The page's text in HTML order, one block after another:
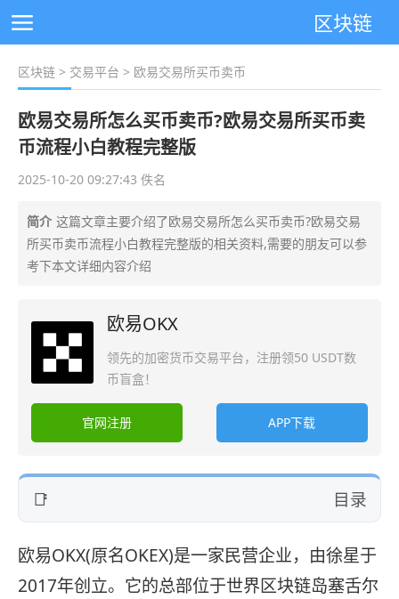
区块链
区块链 > 交易平台 > 欧易交易所买币卖币
欧易交易所怎么买币卖币?欧易交易所买币卖
币流程小白教程完整版
2025-10-20 09:27:43 佚名
简介 这篇文章主要介绍了欧易交易所怎么买币卖币?欧易交易
所买币卖币流程小白教程完整版的相关资料,需要的朋友可以参
考下本文详细内容介绍
欧易OKX
领先的加密货币交易平台，注册领50 USDT数
币盲盒！
官网注册 APP下载
目录
欧易OKX(原名OKEX)是一家民营企业，由徐星于
2017年创立。它的总部位于世界区块链岛塞舌尔